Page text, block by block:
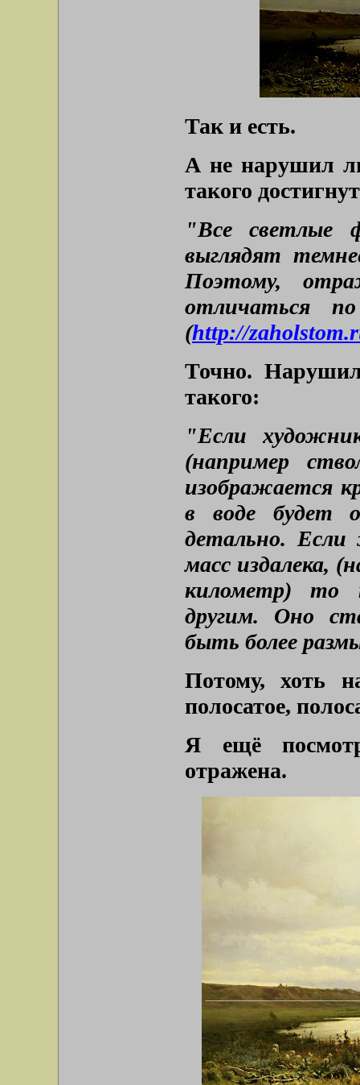
Так и есть.
А не нарушил
такого
"Все светлые
выглядят
Поэтому,
отличаться
(http://
Точно.
такого:
"Если
(например
изображается
в воде будет
детально.
масс издалека,
километр) то
другим. Оно
быть более
Потому, хоть
полосатое,
Я ещё
отражена.